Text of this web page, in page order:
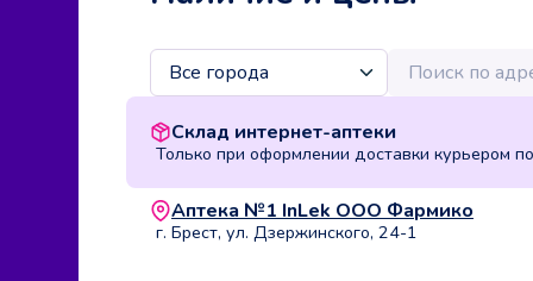
Склад интернет-аптеки
Только при оформлении доставки курьером
Аптека №1 InLek ООО Фармико
г. Брест, ул. Дзержинского, 24-1